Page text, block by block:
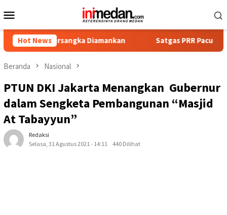
ke
Mobile
Hot NewsDiamankan Satgas PRR Pacu Realisasi
Beranda Nasional
PTUN DKI Jakarta Menangkan Gubernur
dalam Sengketa Pembangunan “Masjid
At Tabayyun”
Redaksi
Selasa, 31 Agustus 2021 - 14:11
440 Dilihat